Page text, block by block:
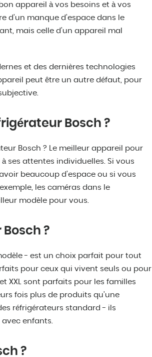
appareil à vos besoins et à vos
d’un manque d’espace dans le
mais celle d’un appareil mal
et des dernières technologies
peut être un autre défaut, pour
Bosch ?
Bosch ? Le meilleur appareil pour
ses attentes individuelles. Si vous
beaucoup d’espace ou si vous
les caméras dans le
modèle pour vous.
?
- est un choix parfait pour tout
pour ceux qui vivent seuls ou pour
XXL sont parfaits pour les familles
fois plus de produits qu’une
réfrigérateurs standard - ils
enfants.
?